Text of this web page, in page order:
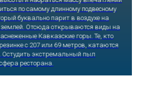
по самому длинному подвесному
буквально парит в воздухе на
землей. Отсюда открываются виды на
Кавказские горы. Те, кто
резинке с 207 или 69 метров, катаются
Остудить экстремальный пыл
ресторана.